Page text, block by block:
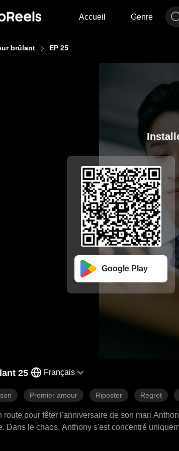
Accueil Genre
brûlant EP 25
Google Play
25 Français
Premier amour Riposter Regret
route pour fêter l'anniversaire de son mari
Dans le chaos, Anthony s'est concentré